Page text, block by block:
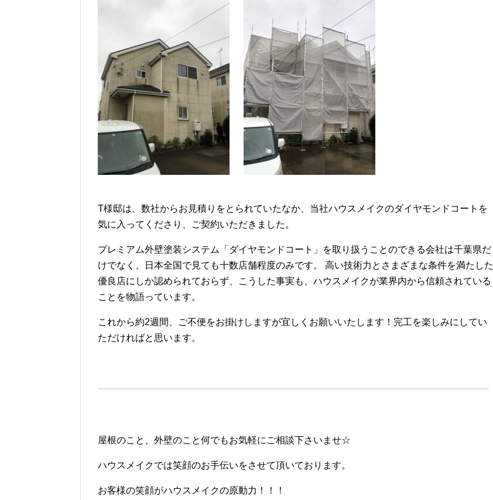
T様邸は、数社からお見積りをとられていたなか、当社ハウスメイクのダイヤモンドコートを
気に入ってくださり、ご契約いただきました。
プレミアム外壁塗装システム「ダイヤモンドコート」を取り扱うことのできる会社は千葉県だ
けでなく、日本全国で見ても十数店舗程度のみです。 高い技術力とさまざまな条件を満たした
優良店にしか認められておらず、こうした事実も、ハウスメイクが業界内から信頼されている
ことを物語っています。
これから約2週間、ご不便をお掛けしますが宜しくお願いいたします！完工を楽しみにしてい
ただければと思います。
屋根のこと、外壁のこと何でもお気軽にご相談下さいませ☆
ハウスメイクでは笑顔のお手伝いをさせて頂いております。
お客様の笑顔がハウスメイクの原動力！！！